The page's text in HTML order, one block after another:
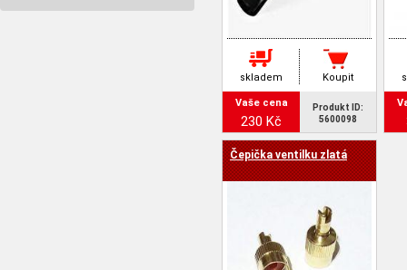
skladem Koupit
Vaše cena
230 Kč
Produkt ID:
5600098
Čepička ventilku zlatá